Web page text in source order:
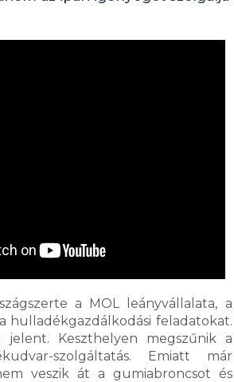
a MOL leányvállalata, a
hulladékgazdálkodási feladatokat.
Keszthelyen megszűnik a
szolgáltatás. Emiatt már
veszik át a gumiabroncsot és